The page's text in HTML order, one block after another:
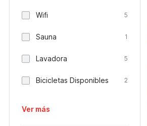
Wifi 5
Sauna 1
Lavadora 5
Bicicletas Disponibles 2
Ver más